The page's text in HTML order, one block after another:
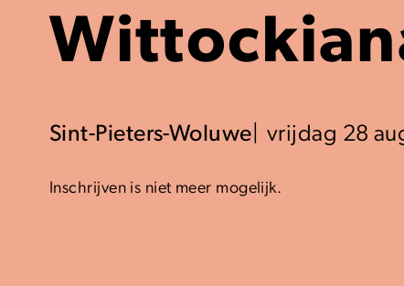
Sint-Pieters-Woluwe vrijdag 28
Inschrijven is niet meer mogelijk.